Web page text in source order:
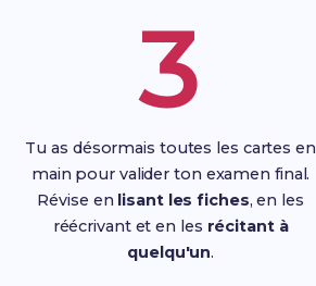
3
Tu as désormais toutes les cartes en
main pour valider ton examen final.
Révise en lisant les fiches, en les
réécrivant et en les récitant à
quelqu'un.